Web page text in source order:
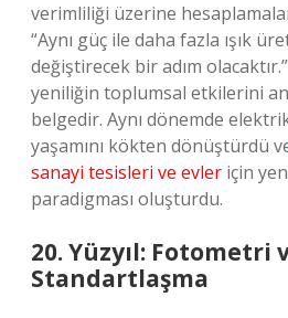
verimliliği üzerine
“Aynı güç ile daha fazla ışık
değiştirecek bir adım
yeniliğin toplumsal etkilerini
belgedir. Aynı dönemde
yaşamını kökten dönüştürdü
sanayi tesisleri ve evler için
paradigması oluşturdu.
20. Yüzyıl: Fotometri
Standartlaşma